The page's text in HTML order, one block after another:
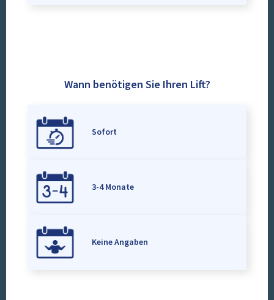
Wann benötigen Sie Ihren Lift?
Sofort
3-4 Monate
Keine Angaben